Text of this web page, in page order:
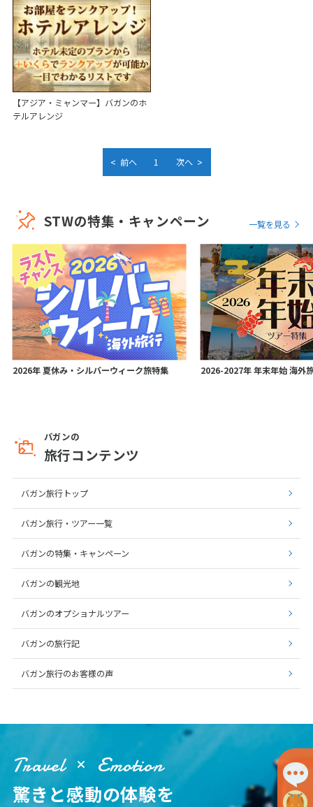
【アジア・ミャンマー】バガンのホ
テルアレンジ
< 前へ 1 次へ >
STWの特集・キャンペーン 一覧を見る
2026年 夏休み・シルバーウィーク旅特集 2026-2027年 年末年始 海外
バガンの
旅行コンテンツ
バガン旅行トップ
バガン旅行・ツアー一覧
バガンの特集・キャンペーン
バガンの観光地
バガンのオプショナルツアー
バガンの旅行記
バガン旅行のお客様の声
Travel Emotion
驚きと感動の体験を